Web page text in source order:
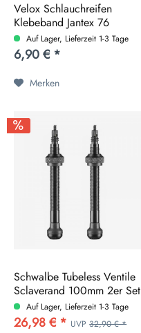
Velox Schlauchreifen
Klebeband Jantex 76
18mm...
Auf Lager, Lieferzeit 1-3 Tage
6,90 € *
Merken
Schwalbe Tubeless Ventile
Sclaverand 100mm 2er Set
Auf Lager, Lieferzeit 1-3 Tage
26,98 € * UVP 32,90 € *